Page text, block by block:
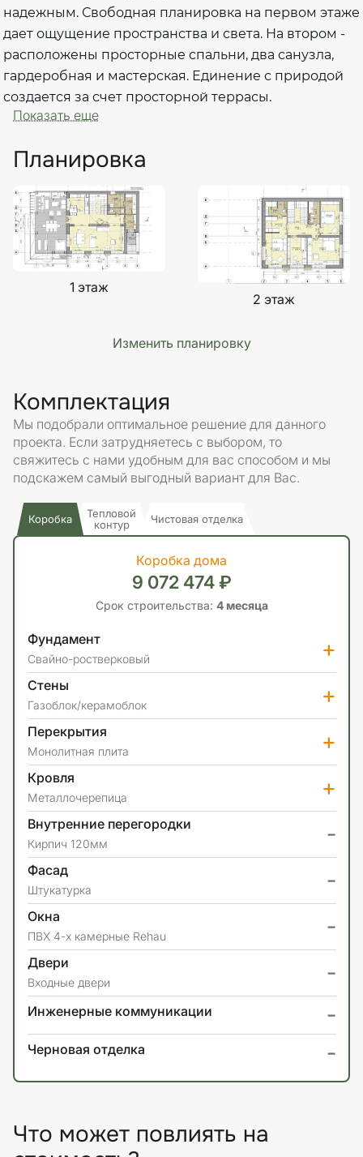
надежным. Свободная планировка на первом этаже
дает ощущение пространства и света. На втором -
расположены просторные спальни, два санузла,
гардеробная и мастерская. Единение с природой
создается за счет просторной террасы.
Показать еще
Планировка
1 этаж
2 этаж
Изменить планировку
Комплектация
Мы подобрали оптимальное решение для данного
проекта. Если затрудняетесь с выбором, то
свяжитесь с нами удобным для вас способом и мы
подскажем самый выгодный вариант для Вас.
Коробка
Тепловой
контур
Чистовая отделка
Коробка дома
9 072 474 ₽
Срок строительства: 4 месяца
Фундамент
Свайно-ростверковый +
Стены
Газоблок/керамоблок +
Перекрытия
Монолитная плита +
Кровля
Металлочерепица +
Внутренние перегородки
Кирпич 120мм -
Фасад
Штукатурка -
Окна
ПВХ 4-х камерные Rehau -
Двери
Входные двери -
Инженерные коммуникации -
Черновая отделка -
Что может повлиять на